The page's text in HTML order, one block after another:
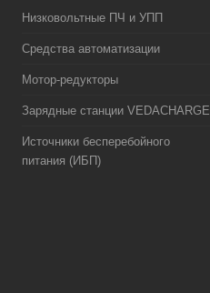
Низковольтные ПЧ и УПП
Средства автоматизации
Мотор-редукторы
Зарядные станции VEDACHARGE
Источники бесперебойного
питания (ИБП)